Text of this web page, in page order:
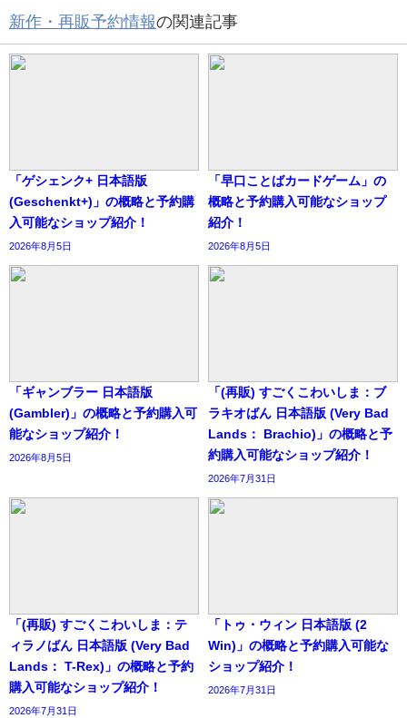
新作・再販予約情報の関連記事
「ゲシェンク+ 日本語版
(Geschenkt+)」の概略と予約購
入可能なショップ紹介！
2026年8月5日
「早口ことばカードゲーム」の
概略と予約購入可能なショップ
紹介！
2026年8月5日
「ギャンブラー 日本語版
(Gambler)」の概略と予約購入可
能なショップ紹介！
2026年8月5日
「(再販) すごくこわいしま：ブ
ラキオばん 日本語版 (Very Bad
Lands： Brachio)」の概略と予
約購入可能なショップ紹介！
2026年7月31日
「(再販) すごくこわいしま：テ
ィラノばん 日本語版 (Very Bad
Lands： T-Rex)」の概略と予約
購入可能なショップ紹介！
2026年7月31日
「トゥ・ウィン 日本語版 (2
Win)」の概略と予約購入可能な
ショップ紹介！
2026年7月31日